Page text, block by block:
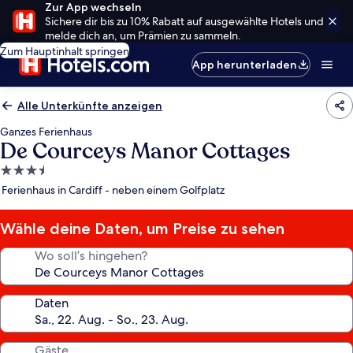
Zur App wechseln
Sichere dir bis zu 10% Rabatt auf ausgewählte Hotels und
melde dich an, um Prämien zu sammeln.
Zum Hauptinhalt springen
App herunterladen
Alle Unterkünfte anzeigen
Ganzes Ferienhaus
De Courceys Manor Cottages
3.5-
Sterne-
Ferienhaus in Cardiff - neben einem Golfplatz
Wähle deine Daten, um Preise zu sehen
Wo soll’s hingehen?
Daten